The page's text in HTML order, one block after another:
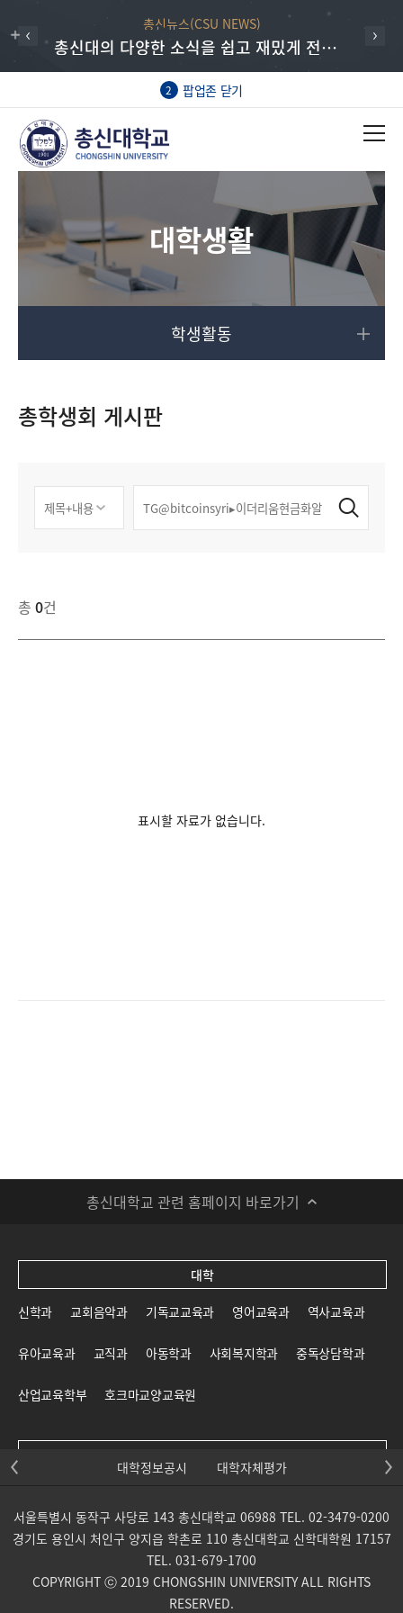
총신뉴스(CSU NEWS)
총신대의 다양한 소식을 쉽고 재밌게 전하는 총신뉴스
2 팝업존 닫기
대학생활
학생활동
총학생회 게시판
총 0건
표시할 자료가 없습니다.
총신대학교 관련 홈페이지 바로가기
대학
신학과 교회음악과 기독교교육과 영어교육과 역사교육과
유아교육과 교직과 아동학과 사회복지학과 중독상담학과
산업교육학부 호크마교양교육원
목회신학전문대학원 사회복지대학원 상담대학원
교회음악대학원 통일개발대학원 산업교육학부 대학원
대학정보공시 대학자체평가
서울특별시 동작구 사당로 143 총신대학교 06988 TEL. 02-3479-0200
경기도 용인시 처인구 양지읍 학촌로 110 총신대학교 신학대학원 17157
TEL. 031-679-1700
COPYRIGHT ⓒ 2019 CHONGSHIN UNIVERSITY ALL RIGHTS
RESERVED.